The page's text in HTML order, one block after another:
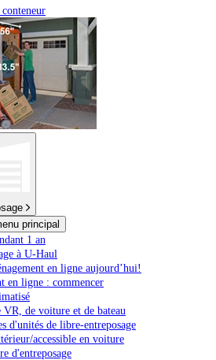
principal
1 an
à U-Haul
en ligne aujourd’hui!
en ligne : commencer
VR, de voiture et de bateau
d'unités de libre-entreposage
accessible en voiture
d'entreposage